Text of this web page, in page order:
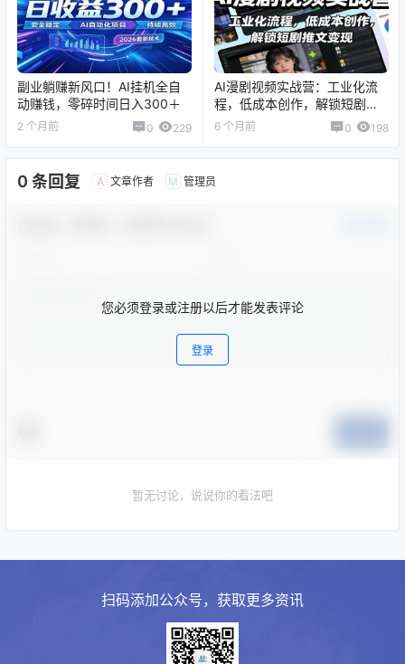
副业躺赚新风口！AI挂机全自
动赚钱，零碎时间日入300＋
2 个月前 0 229
AI漫剧视频实战营：工业化流
程，低成本创作，解锁短剧推
文变现
6 个月前 0 198
0 条回复 A 文章作者 M 管理员
您必须登录或注册以后才能发表评论
登录
暂无讨论，说说你的看法吧
扫码添加公众号，获取更多资讯